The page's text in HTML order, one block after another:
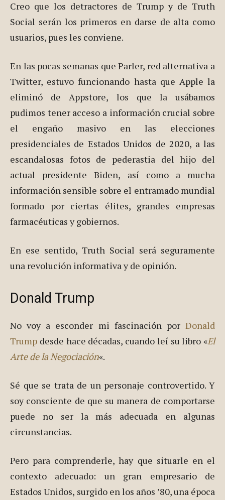
Creo que los detractores de Trump y de Truth
Social serán los primeros en darse de alta como
usuarios, pues les conviene.
En las pocas semanas que Parler, red alternativa a
Twitter, estuvo funcionando hasta que Apple la
eliminó de Appstore, los que la usábamos
pudimos tener acceso a información crucial sobre
el engaño masivo en las elecciones
presidenciales de Estados Unidos de 2020, a las
escandalosas fotos de pederastia del hijo del
actual presidente Biden, así como a mucha
información sensible sobre el entramado mundial
formado por ciertas élites, grandes empresas
farmacéuticas y gobiernos.
En ese sentido, Truth Social será seguramente
una revolución informativa y de opinión.
Donald Trump
No voy a esconder mi fascinación por Donald
Trump desde hace décadas, cuando leí su libro «El
Arte de la Negociación«.
Sé que se trata de un personaje controvertido. Y
soy consciente de que su manera de comportarse
puede no ser la más adecuada en algunas
circunstancias.
Pero para comprenderle, hay que situarle en el
contexto adecuado: un gran empresario de
Estados Unidos, surgido en los años ’80, una época